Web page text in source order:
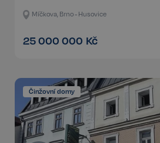
Míčkova, Brno - Husovice
25 000 000 Kč
Činžovní domy